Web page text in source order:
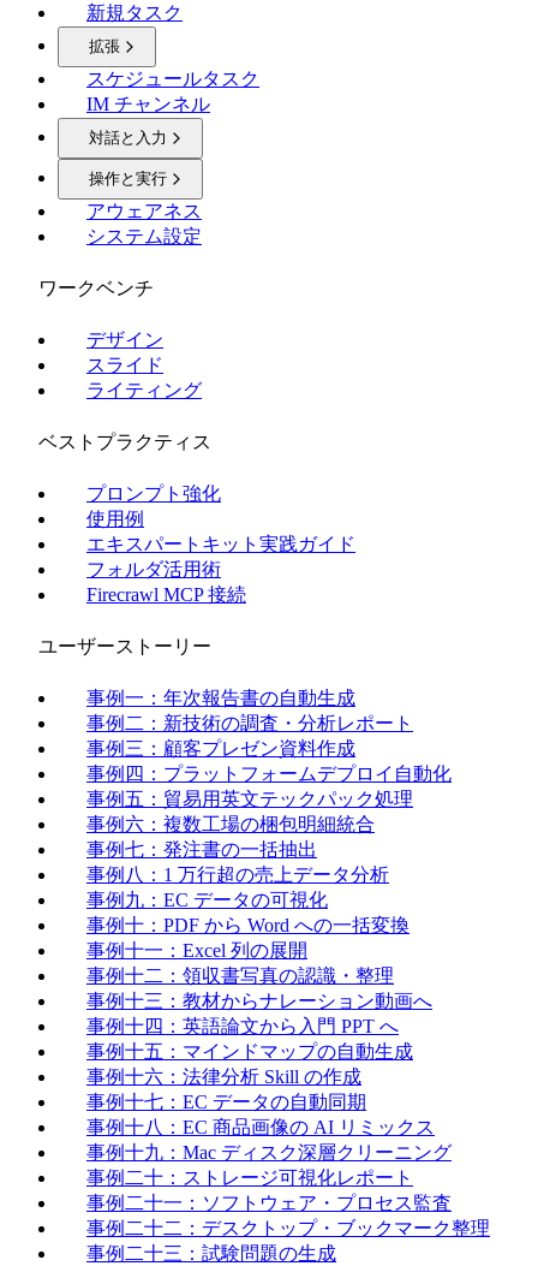
新規タスク
拡張
スケジュールタスク
IM チャンネル
対話と入力
操作と実行
アウェアネス
システム設定
ワークベンチ
デザイン
スライド
ライティング
ベストプラクティス
プロンプト強化
使用例
エキスパートキット実践ガイド
フォルダ活用術
Firecrawl MCP 接続
ユーザーストーリー
事例一：年次報告書の自動生成
事例二：新技術の調査・分析レポート
事例三：顧客プレゼン資料作成
事例四：プラットフォームデプロイ自動化
事例五：貿易用英文テックパック処理
事例六：複数工場の梱包明細統合
事例七：発注書の一括抽出
事例八：1 万行超の売上データ分析
事例九：EC データの可視化
事例十：PDF から Word への一括変換
事例十一：Excel 列の展開
事例十二：領収書写真の認識・整理
事例十三：教材からナレーション動画へ
事例十四：英語論文から入門 PPT へ
事例十五：マインドマップの自動生成
事例十六：法律分析 Skill の作成
事例十七：EC データの自動同期
事例十八：EC 商品画像の AI リミックス
事例十九：Mac ディスク深層クリーニング
事例二十：ストレージ可視化レポート
事例二十一：ソフトウェア・プロセス監査
事例二十二：デスクトップ・ブックマーク整理
事例二十三：試験問題の生成